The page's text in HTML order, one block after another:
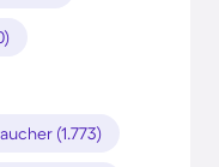
(1.773)